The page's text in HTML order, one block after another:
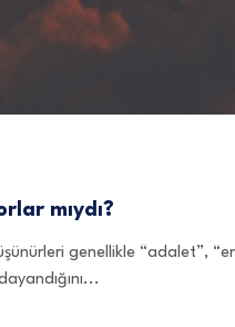
mıydı?
genellikle “adalet”,